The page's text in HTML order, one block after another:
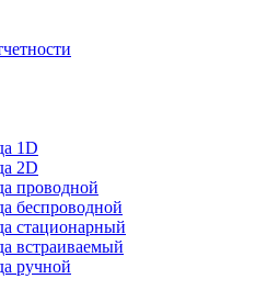
1D
2D
проводной
беспроводной
стационарный
встраиваемый
ручной